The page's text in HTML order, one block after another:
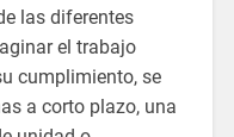
las diferentes
el trabajo
cumplimiento, se
a corto plazo, una